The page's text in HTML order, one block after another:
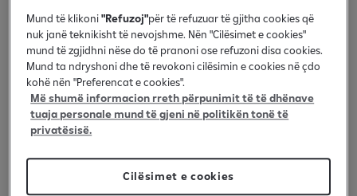
marrëdhëniet me Serbinë e shtojnë kompleksitetin.
Parashikimi ynë i BPV për vitin 2023 është në
shqyrtim. Rrini të kyçur ndërsa gërmojmë më thellë
në këto tregime ekonomike të shpalosura, duke
analizuar sfidat dhe perspektivat që përcaktojnë
rrugëtimin ekonomik të Kosovës në vitin 2023.
Rritje e ngadaltë mes shenjave shqetësuese
Mund të klikoni"Refuzoj"për të refuzuar të gjitha cookies që
nuk janë teknikisht të nevojshme. Nën "Cilësimet e cookies"
mund të zgjidhni nëse do të pranoni ose refuzoni disa cookies.
Mund ta ndryshoni dhe të revokoni cilësimin e cookies në çdo
kohë nën "Preferencat e cookies".
Më shumë informacion rreth përpunimit të të dhënave
tuaja personale mund të gjeni në politikën tonë të
privatësisë.
Cilësimet e cookies